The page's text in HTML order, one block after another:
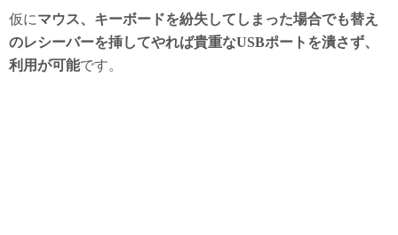
仮にマウス、キーボードを紛失してしまった場合でも替え
のレシーバーを挿してやれば貴重なUSBポートを潰さず、
利用が可能です。